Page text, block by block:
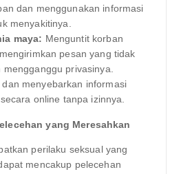
dan menggunakan informasi
menyakitinya.
maya: Menguntit korban
pesan yang tidak
mengganggu privasinya.
dan menyebarkan informasi
online tanpa izinnya.
yang Meresahkan
perilaku seksual yang
mencakup pelecehan